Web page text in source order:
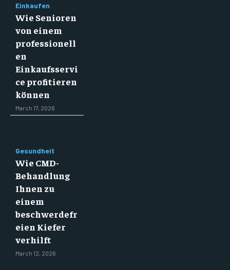
Einkaufen
Wie Senioren
von einem
professionell
en
Einkaufsservi
ce profitieren
können
March 17, 2026
Gesundheit
Wie CMD-
Behandlung
Ihnen zu
einem
beschwerdefr
eien Kiefer
verhilft
March 12, 2026